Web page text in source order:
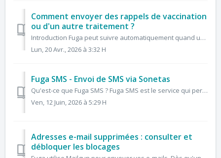
Comment envoyer des rappels de vaccination
ou d'un autre traitement ?
Introduction Fuga peut suivre automatiquement quand un animal doit être traité à nouveau (vaccination, contraception, traitement de produit, etc.). Sur cet...
Lun, 20 Avr., 2026 à 3:32 H
Fuga SMS - Envoi de SMS via Sonetas
Qu'est-ce que Fuga SMS ? Fuga SMS est le service qui permet à votre cabinet d'envoyer des SMS facilement et à moindre coût (un crédit SMS en Bel...
Ven, 12 Juin, 2026 à 5:29 H
Adresses e-mail supprimées : consulter et
débloquer les blocages